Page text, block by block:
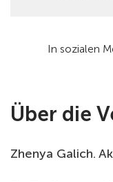
In sozialen
Über die
Zhenya Galich.